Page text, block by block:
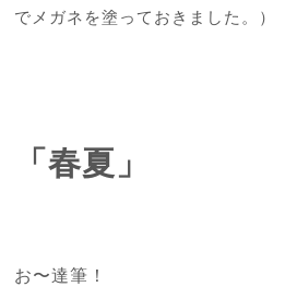
でメガネを塗っておきました。）
「春夏」
お〜達筆！